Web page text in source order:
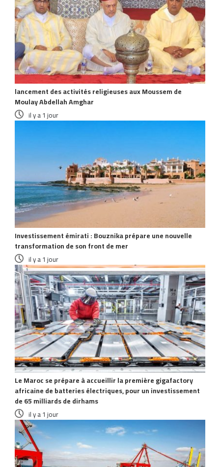
lancement des activités religieuses aux Moussem de
Moulay Abdellah Amghar
il y a 1 jour
Investissement émirati : Bouznika prépare une nouvelle
transformation de son front de mer
il y a 1 jour
Le Maroc se prépare à accueillir la première gigafactory
africaine de batteries électriques, pour un investissement
de 65 milliards de dirhams
il y a 1 jour